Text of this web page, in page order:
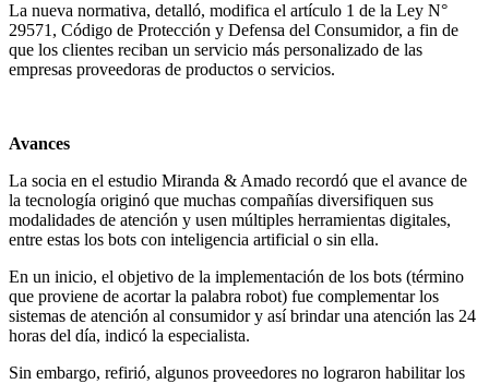
La nueva normativa, detalló, modifica el artículo 1 de la Ley N°
29571, Código de Protección y Defensa del Consumidor, a fin de
que los clientes reciban un servicio más personalizado de las
empresas proveedoras de productos o servicios.
Avances
La socia en el estudio Miranda & Amado recordó que el avance de
la tecnología originó que muchas compañías diversifiquen sus
modalidades de atención y usen múltiples herramientas digitales,
entre estas los bots con inteligencia artificial o sin ella.
En un inicio, el objetivo de la implementación de los bots (término
que proviene de acortar la palabra robot) fue complementar los
sistemas de atención al consumidor y así brindar una atención las 24
horas del día, indicó la especialista.
Sin embargo, refirió, algunos proveedores no lograron habilitar los